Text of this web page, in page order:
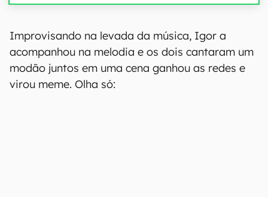
Improvisando na levada da música, Igor a
acompanhou na melodia e os dois cantaram um
modão juntos em uma cena ganhou as redes e
virou meme. Olha só: